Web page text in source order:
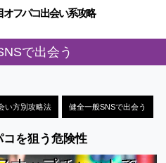
オフパコ出会い系攻略
で出会う
い方別攻略法 健全一般SNSで出会う
を狙う危険性